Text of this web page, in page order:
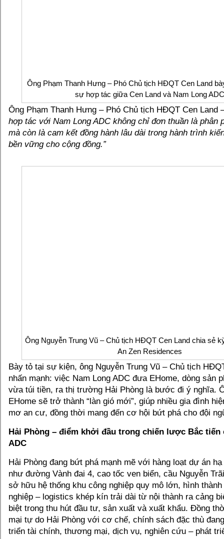
Ông Phạm Thanh Hưng – Phó Chủ tịch HĐQT Cen Land
sự hợp tác giữa Cen Land và Nam Long ADC
Ông Phạm Thanh Hưng – Phó Chủ tịch HĐQT Cen Land
hợp tác với Nam Long ADC không chỉ đơn thuần là phân
mà còn là cam kết đồng hành lâu dài trong hành trình
bền vững cho cộng đồng.”
Ông Nguyễn Trung Vũ – Chủ tịch HĐQT Cen Land chia sẻ
An Zen Residences
Bày tỏ tại sự kiện, ông Nguyễn Trung Vũ – Chủ tịch
nhấn mạnh: việc Nam Long ADC đưa EHome, dòng sản
vừa túi tiền, ra thị trường Hải Phòng là bước đi ý nghĩa.
EHome sẽ trở thành “làn gió mới”, giúp nhiều gia đình
mơ an cư, đồng thời mang đến cơ hội bứt phá cho đội
Hải Phòng – điểm khởi đầu trong chiến lược Bắc tiến
ADC
Hải Phòng đang bứt phá mạnh mẽ với hàng loạt dự án
như đường Vành đai 4, cao tốc ven biển, cầu Nguyễn
sở hữu hệ thống khu công nghiệp quy mô lớn, hình
nghiệp – logistics khép kín trải dài từ nội thành ra cảng
biệt trong thu hút đầu tư, sản xuất và xuất khẩu. Đồng
mại tự do Hải Phòng với cơ chế, chính sách đặc thù
triển tài chính, thương mại, dịch vụ, nghiên cứu – phát